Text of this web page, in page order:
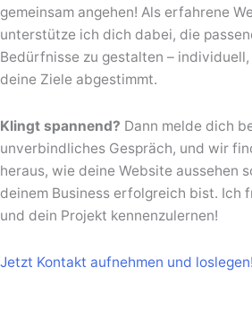
gemeinsam angehen! Als erfahrene
unterstütze ich dich dabei, die
Bedürfnisse zu gestalten –
deine Ziele abgestimmt.
Klingt spannend? Dann melde dich
unverbindliches Gespräch, und wir
heraus, wie deine Website aussehen
deinem Business erfolgreich bist. Ich
und dein Projekt kennenzulernen!
Jetzt Kontakt aufnehmen und loslegen!